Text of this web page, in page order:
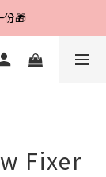
元
份🎁
元
Fixer